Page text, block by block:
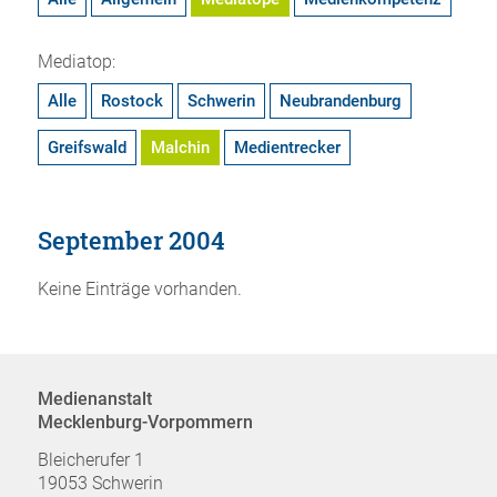
Mediatop:
Alle Rostock Schwerin Neubrandenburg
Greifswald Malchin Medientrecker
September 2004
Keine Einträge vorhanden.
Medienanstalt
Mecklenburg-Vorpommern
Bleicherufer 1
19053 Schwerin